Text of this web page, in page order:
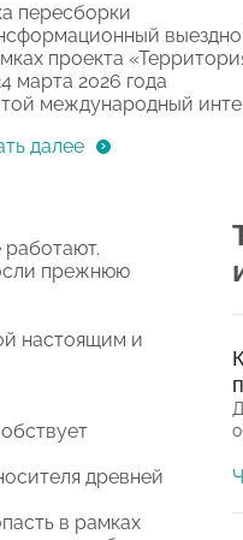
пересборки
проекта
марта 2026 года
международный
далее
прежнюю
настоящим и
древней
в рамках